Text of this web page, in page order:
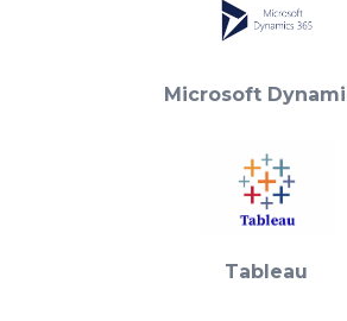
Microsoft
Tableau